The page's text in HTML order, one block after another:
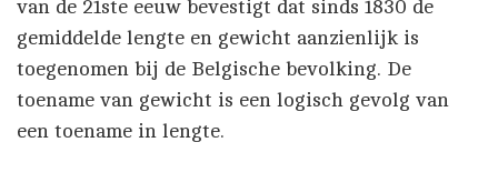
van de 21ste eeuw bevestigt dat sinds 1830 de
gemiddelde lengte en gewicht aanzienlijk is
toegenomen bij de Belgische bevolking. De
toename van gewicht is een logisch gevolg van
een toename in lengte.